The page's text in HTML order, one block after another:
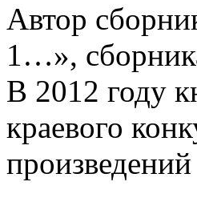
Автор
1…»,
В 2012 году
краевого